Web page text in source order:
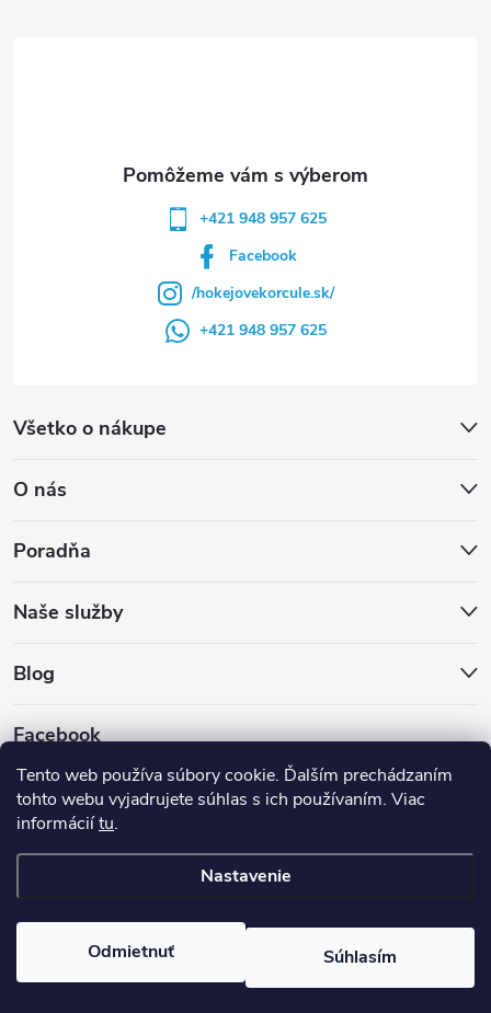
Tento web používa súbory cookie. Ďalším prechádzaním
tohto webu vyjadrujete súhlas s ich používaním. Viac
informáciítu.
Nastavenie
Odmietnuť Súhlasím
Všetko o nákupe
O nás
Poradňa
Naše služby
Blog
Facebook
+421 948 957 625
Facebook
/hokejovekorcule.sk/
+421 948 957 625
Hokejovekorcule.sk. Všetky práva vyhradené.